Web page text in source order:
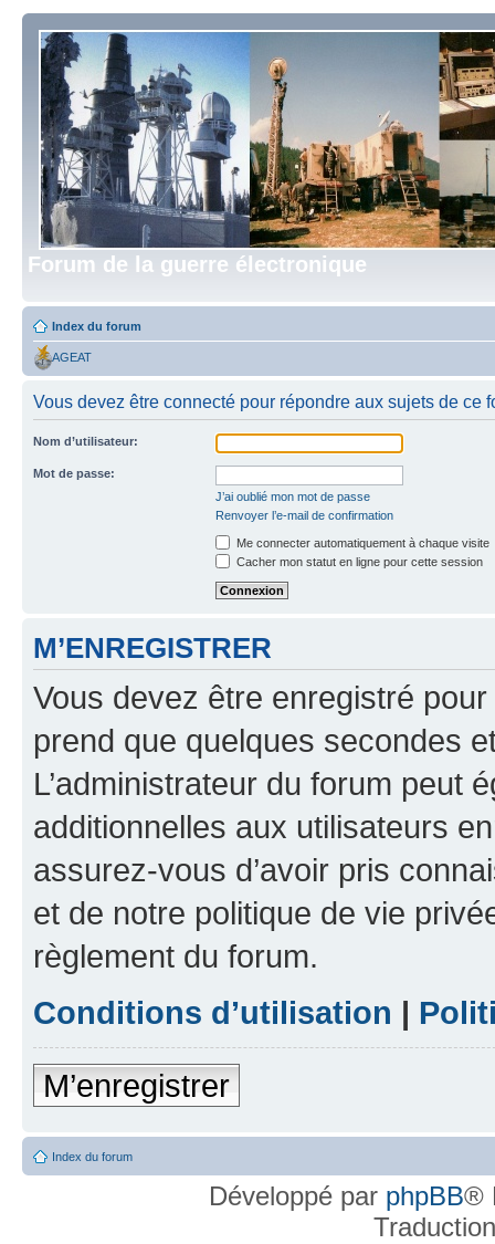
Forum de la guerre électronique
Index du forum
AGEAT
Vous devez être connecté pour répondre aux sujets de ce
Nom d’utilisateur:
Mot de passe:
J’ai oublié mon mot de passe
Renvoyer l’e-mail de confirmation
Me connecter automatiquement à chaque visite
Cacher mon statut en ligne pour cette session
M’ENREGISTRER
Vous devez être enregistré
prend que quelques secondes
L’administrateur du forum peut
additionnelles aux utilisateurs
assurez-vous d’avoir pris
et de notre politique de vie
règlement du forum.
Conditions d’utilisation |
M’enregistrer
Index du forum
Développé par phpBB®